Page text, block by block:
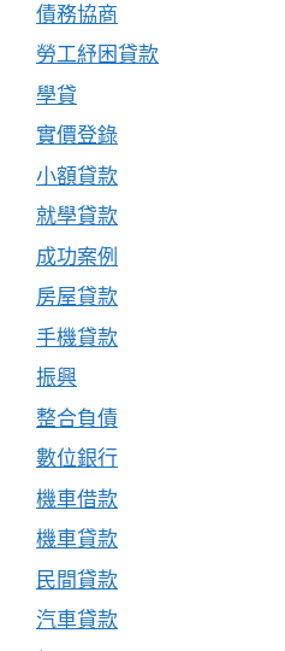
債務協商
勞工紓困貸款
學貸
實價登錄
小額貸款
就學貸款
成功案例
房屋貸款
手機貸款
振興
整合負債
數位銀行
機車借款
機車貸款
民間貸款
汽車貸款